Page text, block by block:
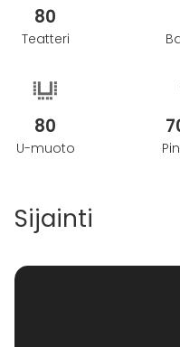
Pris: 300 kr
Lisätietoa
Kontakta oss för
80
Teatteri
80
U-muoto
Sijainti